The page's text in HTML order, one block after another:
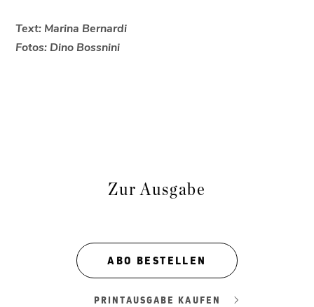
Text: Marina Bernardi
Fotos: Dino Bossnini
Zur Ausgabe
ABO BESTELLEN
PRINTAUSGABE KAUFEN